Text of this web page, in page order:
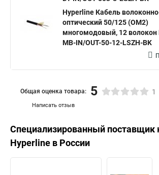
Hyperline Кабель
оптический 50/125 (OM2)
многомодовый, 12 волокон
MB-IN/OUT-50-12-LSZH-BK
Написать отзыв
Общая оценка товара: 5 1
Специализированный поставщик
Hyperline в России